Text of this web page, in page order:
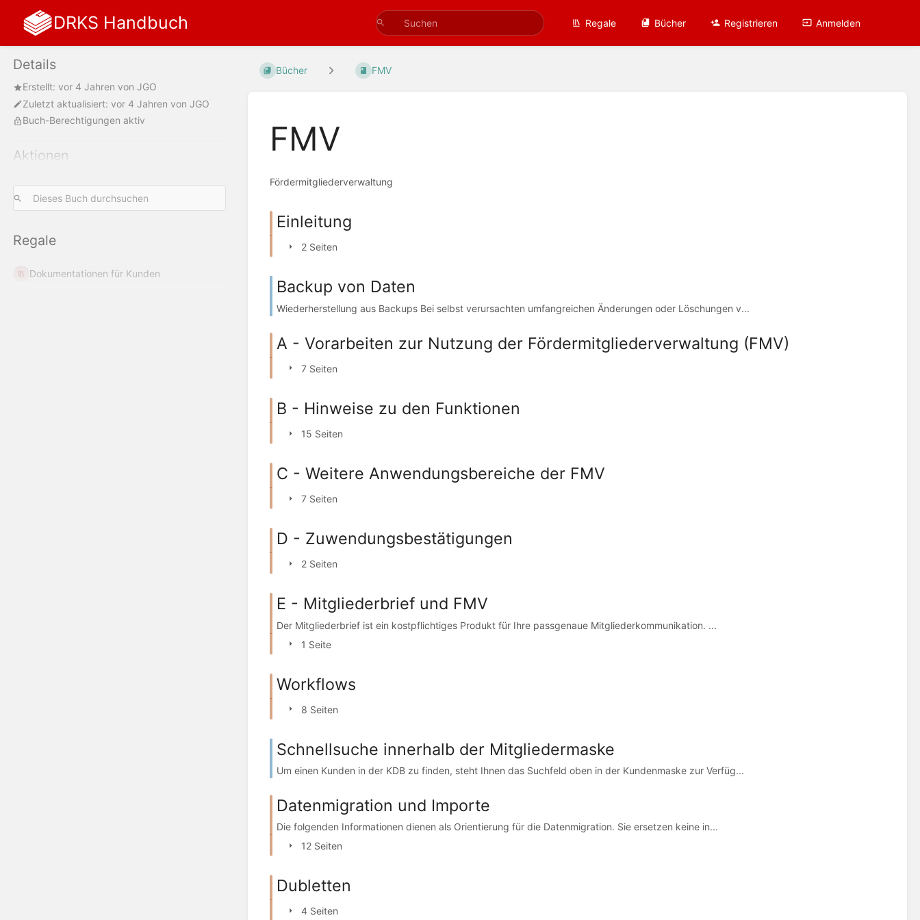
DRKS Handbuch Regale Bücher Registrieren Anmelden
Details
Erstellt: vor 4 Jahren von JGO
Zuletzt aktualisiert: vor 4 Jahren von JGO
Buch-Berechtigungen aktiv
Aktionen
Regale
Dokumentationen für Kunden
Bücher FMV
FMV
Fördermitgliederverwaltung
Einleitung
2 Seiten
Backup von Daten
Wiederherstellung aus Backups Bei selbst verursachten umfangreichen Änderungen oder Löschungen v...
A - Vorarbeiten zur Nutzung der Fördermitgliederverwaltung (FMV)
7 Seiten
B - Hinweise zu den Funktionen
15 Seiten
C - Weitere Anwendungsbereiche der FMV
7 Seiten
D - Zuwendungsbestätigungen
2 Seiten
E - Mitgliederbrief und FMV
Der Mitgliederbrief ist ein kostpflichtiges Produkt für Ihre passgenaue Mitgliederkommunikation. ...
1 Seite
Workflows
8 Seiten
Schnellsuche innerhalb der Mitgliedermaske
Um einen Kunden in der KDB zu finden, steht Ihnen das Suchfeld oben in der Kundenmaske zur Verfüg...
Datenmigration und Importe
Die folgenden Informationen dienen als Orientierung für die Datenmigration. Sie ersetzen keine in...
12 Seiten
Dubletten
4 Seiten